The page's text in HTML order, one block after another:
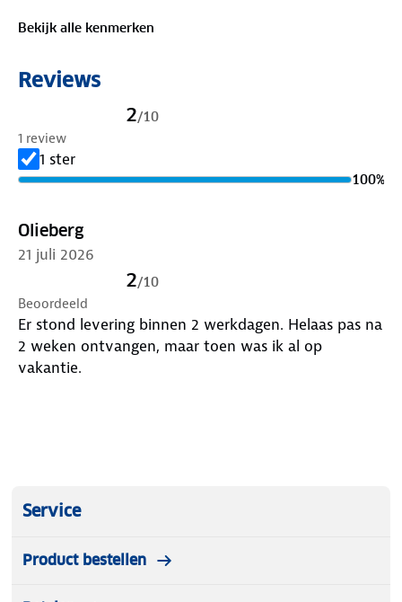
✔ Set van 2 stuks
✔ Dubbele klipsluiting: Extra beveiliging tegen
✔ Touchscreen & Face ID vriendelijk: Blijft volledig
functioneel.
✔ Universeel bruikbaar: Geschikt voor de meeste
waterdichtheid.
Met dit hoesje kun je kristalheldere foto's maken en
altijd verbonden blijven, zelfs in de meest
uitdagende omstandigheden.
Bekijk alle kenmerken
Reviews
2/10
1 review
1 ster
100%
Olieberg
21 juli 2026
2/10
Beoordeeld
Er stond levering binnen 2 werkdagen. Helaas pas na
2 weken ontvangen, maar toen was ik al op
vakantie.
Service
Product bestellen